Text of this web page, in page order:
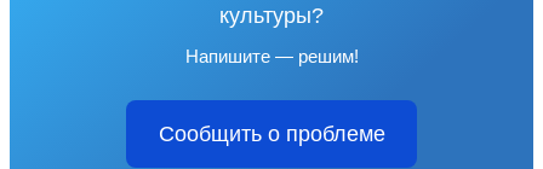
культуры?
Напишите — решим!
Сообщить о проблеме